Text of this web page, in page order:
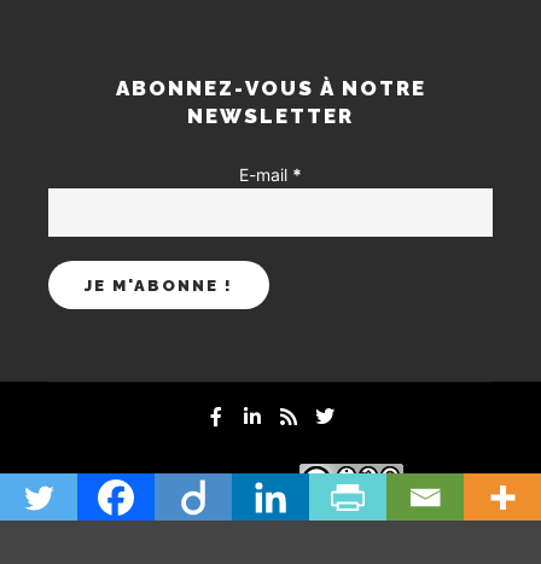
ABONNEZ-VOUS À NOTRE
NEWSLETTER
E-mail *
mentions-legales